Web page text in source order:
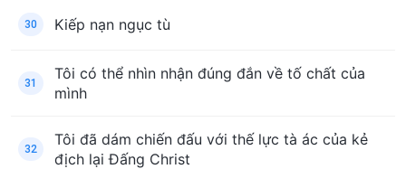
30 Kiếp nạn ngục tù
31
Tôi có thể nhìn nhận đúng đắn về tố chất của
mình
32
Tôi đã dám chiến đấu với thế lực tà ác của kẻ
địch lại Đấng Christ